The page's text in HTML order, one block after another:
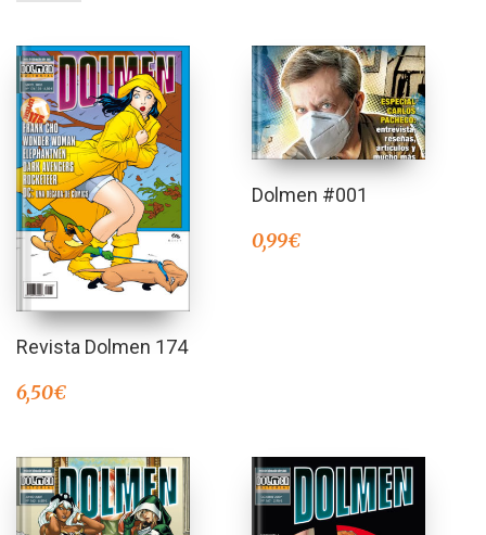
Revista Dolmen 174
6,50€
Dolmen #001
0,99€